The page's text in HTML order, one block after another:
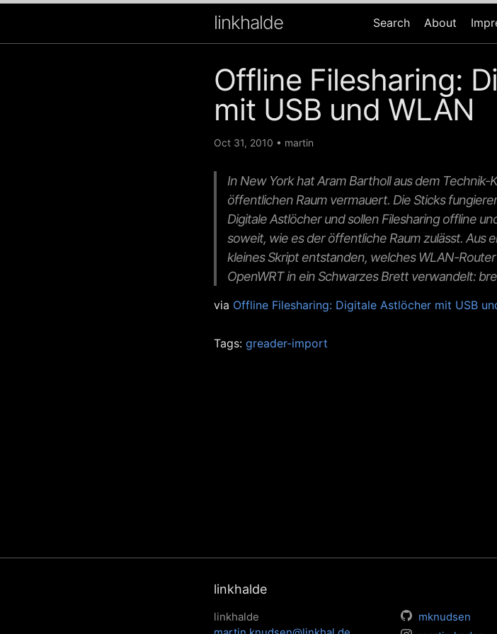
linkhalde Search About
Offline Filesharing:
mit USB und WLAN
Oct 31, 2010 • martin
In New York hat Aram Bartholl aus dem
öffentlichen Raum vermauert. Die Sticks
Digitale Astlöcher und sollen Filesharing offline
soweit, wie es der öffentliche Raum zulässt. Aus
kleines Skript entstanden, welches WLAN-
OpenWRT in ein Schwarzes Brett verwandelt:
via Offline Filesharing: Digitale Astlöcher mit USB
Tags: greader-import
linkhalde
linkhalde
mknudsen